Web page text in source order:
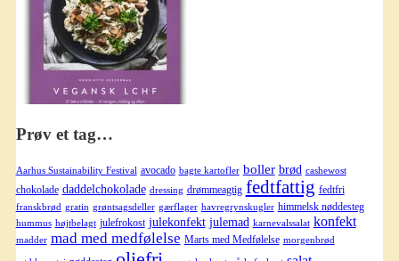
Prøv et tag…
Aarhus Sustainability Festival avocado bagte kartofler boller brød cashewost
chokolade daddelchokolade dressing drømmeagtig fedtfattig fedtfri
franskbrød gratin grøntsagsdeller gærflager havregrynskugler himmelsk nøddesteg
hummus højtbelagt julefrokost julekonfekt julemad karnevalssalat konfekt
madder mad med medfølelse Marts med Medfølelse morgenbrød